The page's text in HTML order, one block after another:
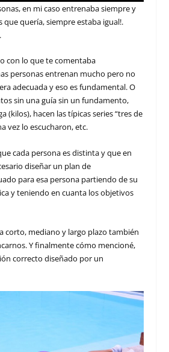
en mi caso entrenaba siempre y
que quería, siempre estaba igual!.
con lo que te comentaba
personas entrenan mucho pero no
adecuada y eso es fundamental. O
sin una guía sin un fundamento,
(kilos), hacen las típicas series “tres de
vez lo escucharon, etc.
cada persona es distinta y que en
diseñar un plan de
para esa persona partiendo de su
y teniendo en cuanta los objetivos
corto, mediano y largo plazo también
Y finalmente cómo mencioné,
correcto diseñado por un